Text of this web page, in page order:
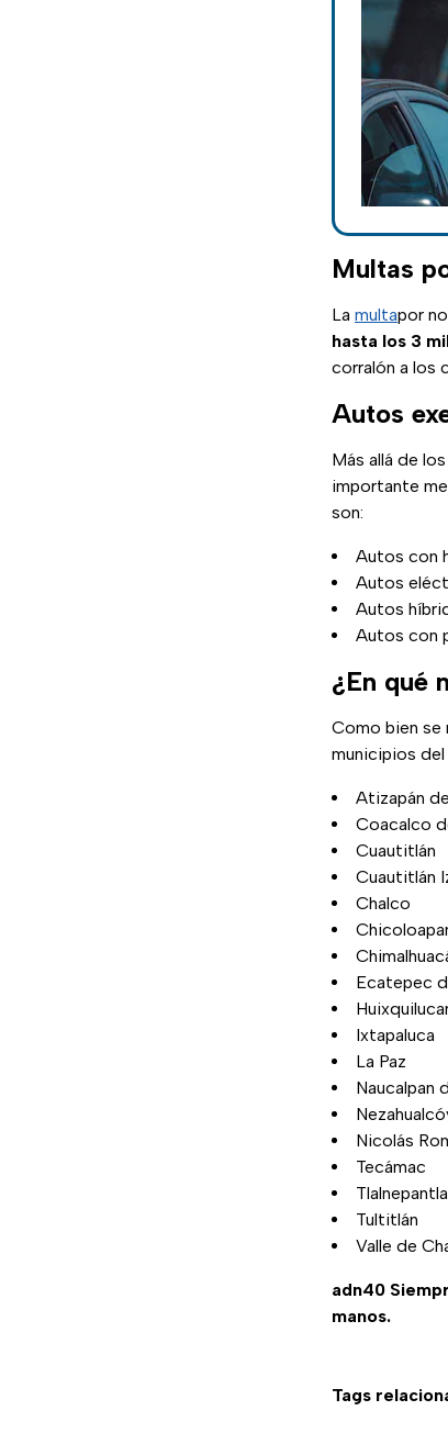
Multas
La multapor
hasta los 3
corralón a los
Autos
Más allá de
importante
son:
Autos con
Autos
Autos
Autos con
¿En qué
Como bien se
municipios del
Atizapán
Coacalco
Cuautitlán
Cuautitlán
Chalco
Ecatepec
Ixtapaluca
La Paz
Naucalpan
Nicolás
Tecámac
Tultitlán
Valle de
adn40
manos.
Tags